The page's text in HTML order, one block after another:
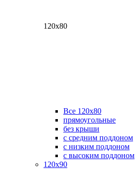
120х80
Все 120х80
прямоугольные
без крыши
с средним поддоном
с низким поддоном
с высоким поддоном
120х90